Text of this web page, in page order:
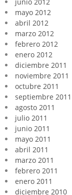
mayo 2012
abril 2012
marzo 2012
febrero 2012
enero 2012
diciembre 2011
noviembre 2011
octubre 2011
septiembre 2011
agosto 2011
julio 2011
junio 2011
mayo 2011
abril 2011
marzo 2011
febrero 2011
enero 2011
diciembre 2010